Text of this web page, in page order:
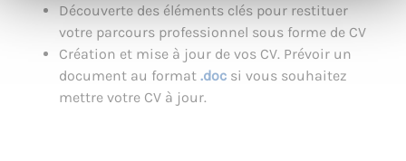
Découverte des éléments clés pour restituer
votre parcours professionnel sous forme de CV
Création et mise à jour de vos CV. Prévoir un
document au format .doc si vous souhaitez
mettre votre CV à jour.